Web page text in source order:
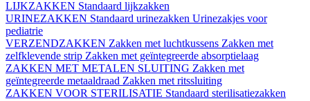
LIJKZAKKEN Standaard lijkzakken
URINEZAKKEN Standaard urinezakken Urinezakjes voor
pediatrie
VERZENDZAKKEN Zakken met luchtkussens Zakken met
zelfklevende strip Zakken met geïntegreerde absorptielaag
ZAKKEN MET METALEN SLUITING Zakken met
geïntegreerde metaaldraad Zakken met ritssluiting
ZAKKEN VOOR STERILISATIE Standaard sterilisatiezakken